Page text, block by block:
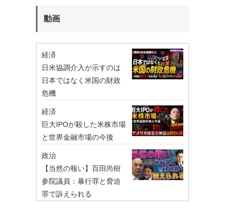
動画
経済
日米協調介入が示すのは
日本ではなく米国の財政
危機
経済
巨大IPOが殺した米株市場
と世界金融市場の今後
政治
【当然の報い】百田尚樹
参院議員：暴行罪と脅迫
罪で訴えられる